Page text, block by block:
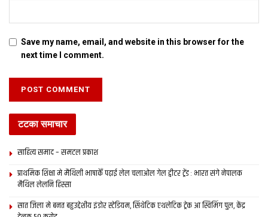
Save my name, email, and website in this browser for the
next time I comment.
टटका समाचार
साहित्य समाद – समटल प्रकाश
प्राथमिक शि‍क्षा मे मैथि‍ली भाषाकेँ पढ़ाई लेल चलाओल गेल ट्वीटर ट्रेंड : भारत संगे नेपालक
मैथिल लेलनि हिस्सा
सात जिला मे बनत बहुउद्देशीय इंडोर स्‍टेडि‍यम, सिंथेटिक एथलेटिक ट्रेक आ स्विमिंग पुल, केंद्र